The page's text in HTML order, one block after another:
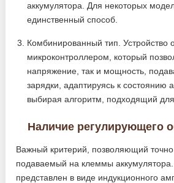
аккумулятора. Для некоторых
единственный способ.
Комбинированный тип. Устройство
микроконтроллером, который
напряжение, так и мощность,
зарядки, адаптируясь к состоянию
выбирая алгоритм, подходящий для
Наличие регулирующего
Важный критерий, позволяющий точно
подаваемый на клеммы
представлен в виде индукционного